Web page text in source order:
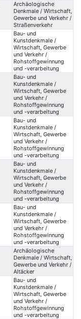
Archäologische
Denkmale / Wirtschaft,
Gewerbe und Verkehr /
Straßenverkehr
Bau- und
Kunstdenkmale /
Wirtschaft, Gewerbe
und Verkehr /
Rohstoffgewinnung
und -verarbeitung
Bau- und
Kunstdenkmale /
Wirtschaft, Gewerbe
und Verkehr /
Rohstoffgewinnung
und -verarbeitung
Bau- und
Kunstdenkmale /
Wirtschaft, Gewerbe
und Verkehr /
Rohstoffgewinnung
und -verarbeitung
Bau- und
Kunstdenkmale /
Wirtschaft, Gewerbe
und Verkehr /
Rohstoffgewinnung
und -verarbeitung
Bau- und
Kunstdenkmale /
Wirtschaft, Gewerbe
und Verkehr /
Rohstoffgewinnung
und -verarbeitung
Archäologische
Denkmale / Wirtschaft,
Gewerbe und Verkehr /
Altäcker
Bau- und
Kunstdenkmale /
Wirtschaft, Gewerbe
und Verkehr /
Rohstoffgewinnung
und -verarbeitung